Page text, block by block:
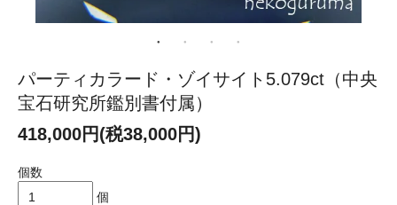
パーティカラード・ゾイサイト5.079ct（中央
宝石研究所鑑別書付属）
418,000円(税38,000円)
個数
個